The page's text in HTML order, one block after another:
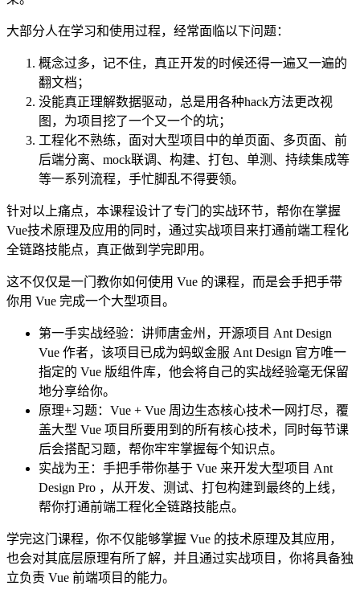
大部分人在学习和使用过程，经常面临以下问题：
概念过多，记不住， 真正开发的时候还得一遍又一遍的
翻文档；
没能真正理解数据驱动， 总是用各种hack方法更改视
图，为项目挖了一个又一个的坑；
工程化不熟练， 面对大型项目中的单页面、多页面、前
后端分离、mock联调、构建、打包、单测、持续集成等
等一系列流程，手忙脚乱不得要领。
针对以上痛点，本课程设计了专门的实战环节，帮你在掌握
Vue技术原理及应用的同时，通过实战项目来打通前端工程化
全链路技能点，真正做到学完即用。
这不仅仅是一门教你如何使用 Vue 的课程，而是会手把手带
你用 Vue 完成一个大型项目。
第一手实战经验： 讲师唐金州，开源项目 Ant Design
Vue 作者，该项目已成为蚂蚁金服 Ant Design 官方唯一
指定的 Vue 版组件库，他会将自己的实战经验毫无保留
地分享给你。
原理+习题： Vue + Vue 周边生态核心技术一网打尽，覆
盖大型 Vue 项目所要用到的所有核心技术，同时每节课
后会搭配习题，帮你牢牢掌握每个知识点。
实战为王： 手把手带你基于 Vue 来开发大型项目 Ant
Design Pro ，从开发、测试、打包构建到最终的上线，
帮你打通前端工程化全链路技能点。
学完这门课程，你不仅能够掌握 Vue 的技术原理及其应用，
也会对其底层原理有所了解，并且通过实战项目，你将具备独
立负责 Vue 前端项目的能力。